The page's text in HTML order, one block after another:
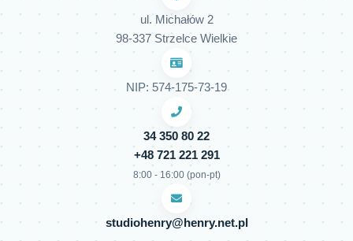
ul. Michałów 2
98-337 Strzelce Wielkie
NIP: 574-175-73-19
34 350 80 22
+48 721 221 291
8:00 - 16:00 (pon-pt)
studiohenry@henry.net.pl